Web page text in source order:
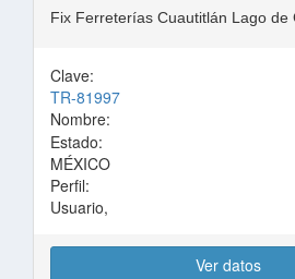
Fix Ferreterías Cuautitlán Lago de
Clave:
TR-81997
Nombre:
Estado:
MÉXICO
Perfil:
Usuario,
Ver datos